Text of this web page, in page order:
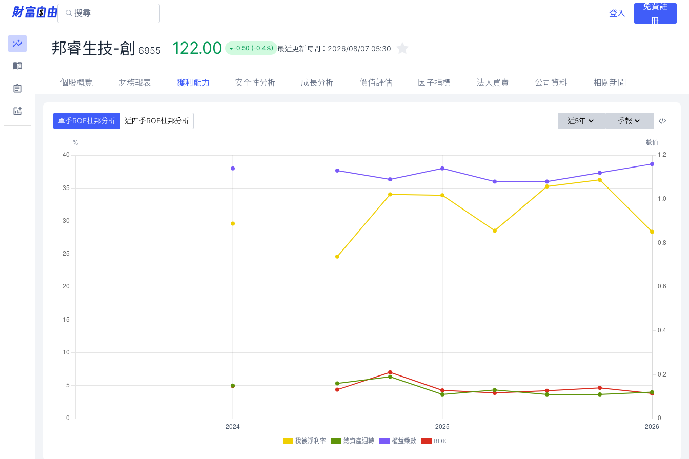
登入
免費註
冊
邦睿生技-創 6955 122.00 -0.50 (-0.4%) 最近更新時間： 2026/08/07 05:30
個股概覽 財務報表 獲利能力 安全性分析 成長分析 價值評估 因子指標 法人買賣 公司資料 相關新聞
單季ROE杜邦分析 近四季ROE杜邦分析 近5年 季報
稅後淨利率 總資產週轉 權益乘數 ROE